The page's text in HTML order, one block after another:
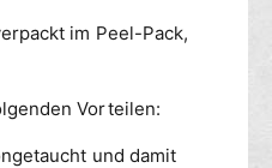
im Peel-Pack,
Vorteilen:
und damit